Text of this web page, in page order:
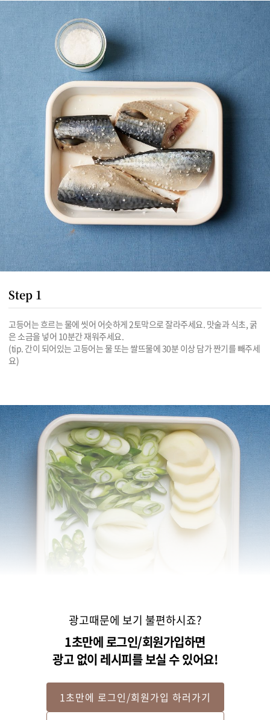
Step 1
고등어는 흐르는 물에 씻어 어슷하게 2토막으로 잘라주세요. 맛술과 식초, 굵
은 소금을 넣어 10분간 재워주세요.
(tip. 간이 되어있는 고등어는 물 또는 쌀뜨물에 30분 이상 담가 짠기를 빼주세
요)
광고때문에 보기 불편하시죠?
1초만에 로그인/회원가입하면
광고 없이 레시피를 보실 수 있어요!
1초만에 로그인/회원가입 하러가기